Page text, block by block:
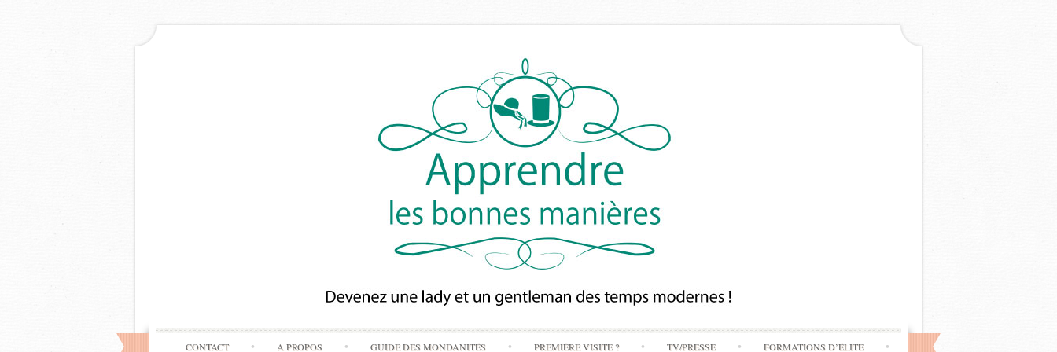
Skip
CONTACT A PROPOS GUIDE DES MONDANITÉS PREMIÈRE VISITE ? TV/PRESSE FORMATIONS D’ÉLITE